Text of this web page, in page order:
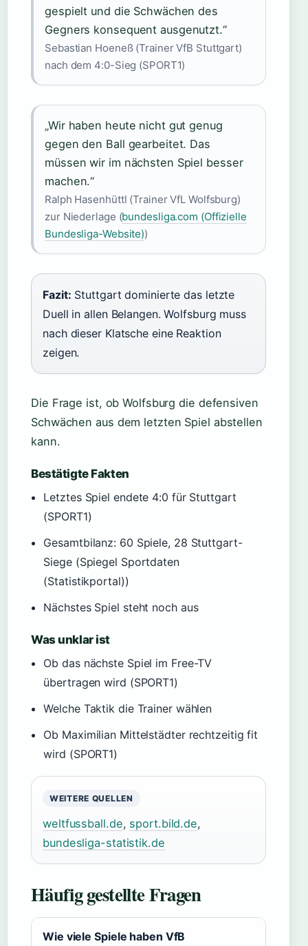
gespielt und die Schwächen des
Gegners konsequent ausgenutzt.“
Sebastian Hoeneß (Trainer VfB Stuttgart)
nach dem 4:0-Sieg (SPORT1)
„Wir haben heute nicht gut genug
gegen den Ball gearbeitet. Das
müssen wir im nächsten Spiel besser
machen.“
Ralph Hasenhüttl (Trainer VfL Wolfsburg)
zur Niederlage (bundesliga.com (Offizielle
Bundesliga-Website))
Fazit: Stuttgart dominierte das letzte
Duell in allen Belangen. Wolfsburg muss
nach dieser Klatsche eine Reaktion
zeigen.
Die Frage ist, ob Wolfsburg die defensiven
Schwächen aus dem letzten Spiel abstellen
kann.
Bestätigte Fakten
Letztes Spiel endete 4:0 für Stuttgart
(SPORT1)
Gesamtbilanz: 60 Spiele, 28 Stuttgart-
Siege (Spiegel Sportdaten
(Statistikportal))
Nächstes Spiel steht noch aus
Was unklar ist
Ob das nächste Spiel im Free-TV
übertragen wird (SPORT1)
Welche Taktik die Trainer wählen
Ob Maximilian Mittelstädter rechtzeitig fit
wird (SPORT1)
WEITERE QUELLEN
weltfussball.de, sport.bild.de,
bundesliga-statistik.de
Häufig gestellte Fragen
Wie viele Spiele haben VfB